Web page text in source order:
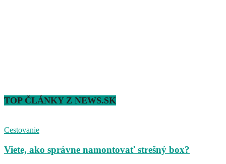
TOP ČLÁNKY Z NEWS.SK
Cestovanie
Viete, ako správne namontovať strešný box?